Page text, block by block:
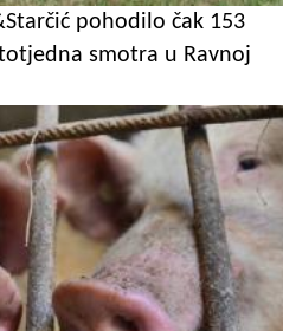
pohodilo čak 153
smotra u Ravnoj